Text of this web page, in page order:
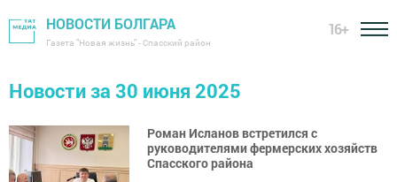
НОВОСТИ БОЛГАРА
Газета "Новая жизнь" - Спасский район
16+
Новости за 30 июня 2025
Роман Исланов встретился с
руководителями фермерских хозяйств
Спасского района